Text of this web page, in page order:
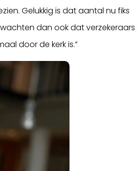
Gelukkig is dat aantal nu fiks
dan ook dat verzekeraars
door de kerk is.”